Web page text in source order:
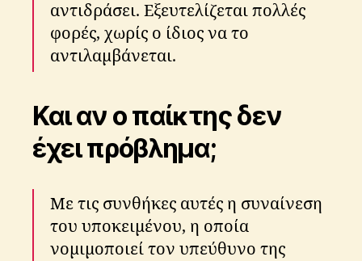
αντιδράσει. Εξευτελίζεται πολλές
φορές, χωρίς ο ίδιος να το
αντιλαμβάνεται.
Και αν ο παίκτης δεν
έχει πρόβλημα;
Με τις συνθήκες αυτές η συναίνεση
του υποκειμένου, η οποία
νομιμοποιεί τον υπεύθυνο της